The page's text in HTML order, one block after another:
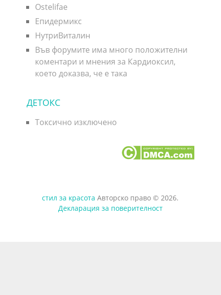
Ostelifae
Епидермикс
НутриВиталин
Във форумите има много положителни
коментари и мнения за Кардиоксил,
което доказва, че е така
ДЕТОКС
Токсично изключено
стил за красота Авторско право © 2026.
Декларация за поверителност